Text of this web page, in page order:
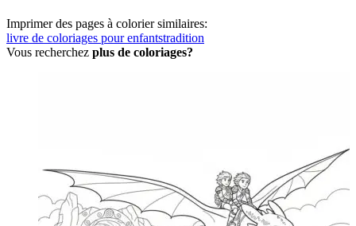
Imprimer des pages à colorier similaires:
livre de coloriages pour enfantstradition
Vous recherchez plus de coloriages?